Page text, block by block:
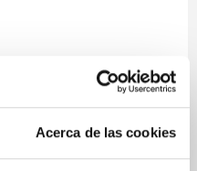
Acerca de las cookies